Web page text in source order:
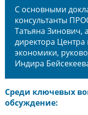
С основными
консультанты
Татьяна Зинович,
директора
экономики,
Индира
Среди ключевых
обсуждение: